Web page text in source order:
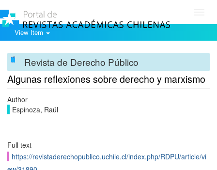
View Item
Revista de Derecho Público
Algunas reflexiones sobre derecho y marxismo
Author
Espinoza, Raúl
Full text
https://revistaderechopublico.uchile.cl/index.php/RDPU/article/vi